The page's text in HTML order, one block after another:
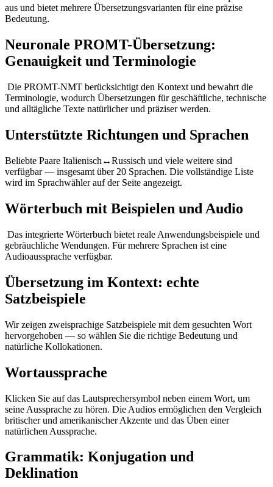
aus und bietet mehrere Übersetzungsvarianten für eine präzise
Bedeutung.
Neuronale PROMT-Übersetzung:
Genauigkeit und Terminologie
Die PROMT-NMT berücksichtigt den Kontext und bewahrt die
Terminologie, wodurch Übersetzungen für geschäftliche, technische
und alltägliche Texte natürlicher und präziser werden.
Unterstützte Richtungen und Sprachen
Beliebte Paare Italienisch↔Russisch und viele weitere sind
verfügbar — insgesamt über 20 Sprachen. Die vollständige Liste
wird im Sprachwähler auf der Seite angezeigt.
Wörterbuch mit Beispielen und Audio
Das integrierte Wörterbuch bietet reale Anwendungsbeispiele und
gebräuchliche Wendungen. Für mehrere Sprachen ist eine
Audioaussprache verfügbar.
Übersetzung im Kontext: echte
Satzbeispiele
Wir zeigen zweisprachige Satzbeispiele mit dem gesuchten Wort
hervorgehoben — so wählen Sie die richtige Bedeutung und
natürliche Kollokationen.
Wortaussprache
Klicken Sie auf das Lautsprechersymbol neben einem Wort, um
seine Aussprache zu hören. Die Audios ermöglichen den Vergleich
britischer und amerikanischer Akzente und das Üben einer
natürlichen Aussprache.
Grammatik: Konjugation und
Deklination